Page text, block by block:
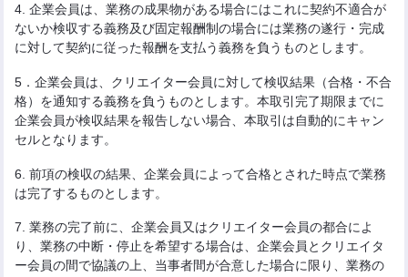
4. 企業会員は、業務の成果物がある場合にはこれに契約不適合が
ないか検収する義務及び固定報酬制の場合には業務の遂行・完成
に対して契約に従った報酬を支払う義務を負うものとします。
5．企業会員は、クリエイター会員に対して検収結果（合格・不合
格）を通知する義務を負うものとします。本取引完了期限までに
企業会員が検収結果を報告しない場合、本取引は自動的にキャン
セルとなります。
6. 前項の検収の結果、企業会員によって合格とされた時点で業務
は完了するものとします。
7. 業務の完了前に、企業会員又はクリエイター会員の都合によ
り、業務の中断・停止を希望する場合は、企業会員とクリエイタ
ー会員の間で協議の上、当事者間が合意した場合に限り、業務の